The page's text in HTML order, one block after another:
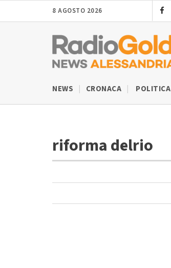
8 AGOSTO 2026
NEWS CRONACA POLITICA
riforma delrio